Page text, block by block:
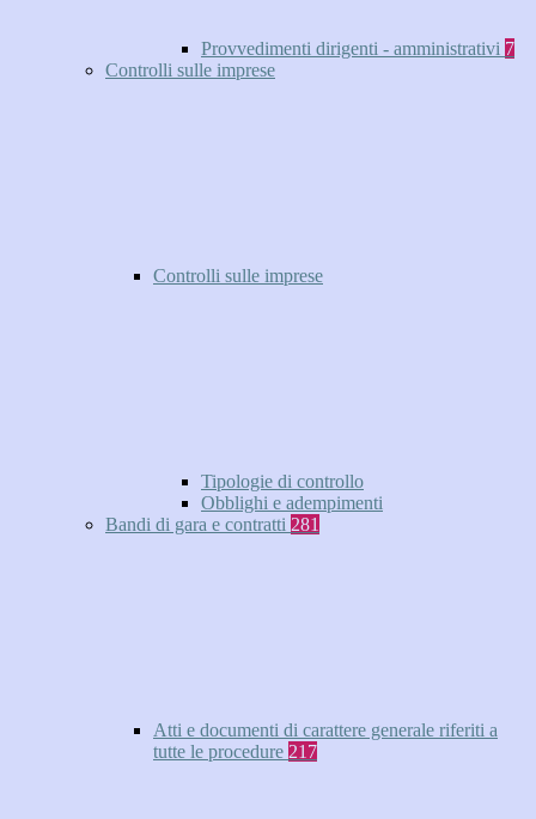
Provvedimenti dirigenti - amministrativi 7
Controlli sulle imprese
Controlli sulle imprese
Tipologie di controllo
Obblighi e adempimenti
Bandi di gara e contratti 281
Atti e documenti di carattere generale riferiti a
tutte le procedure 217